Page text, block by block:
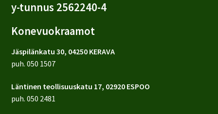
y-tunnus 2562240-4
Konevuokraamot
Jäspilänkatu 30, 04250 KERAVA
puh. 050 1507
Läntinen teollisuuskatu 17, 02920 ESPOO
puh. 050 2481